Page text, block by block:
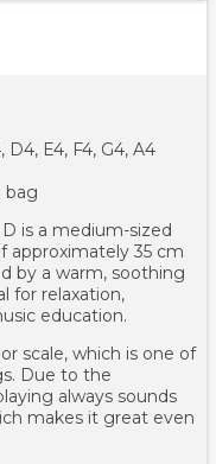
D4, E4, F4, G4, A4
bag
D is a medium-sized
approximately 35 cm
by a warm, soothing
for relaxation,
education.
scale, which is one of
Due to the
always sounds
makes it great even